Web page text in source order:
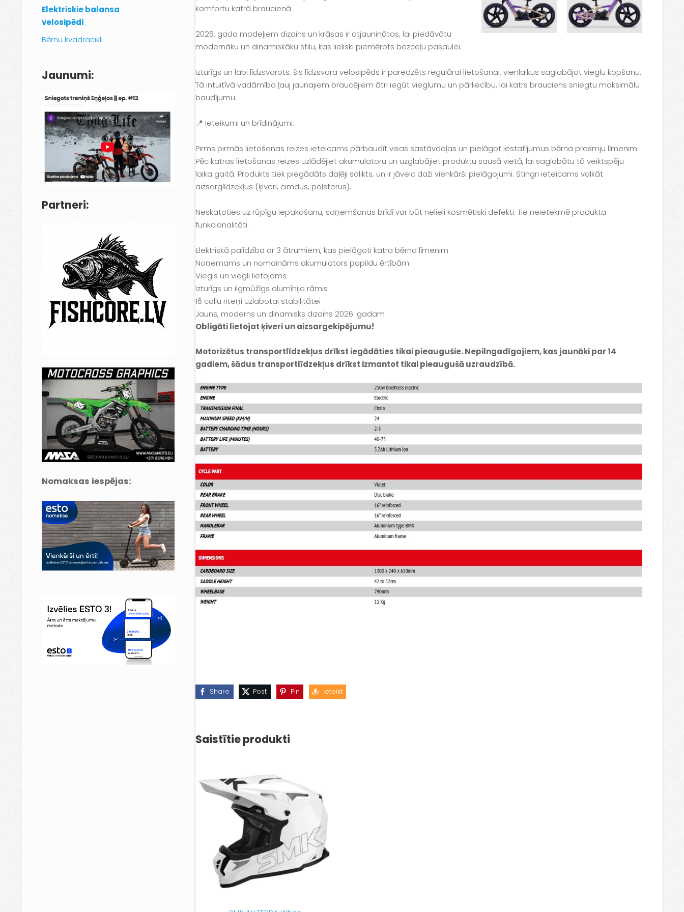
Elektriskie balansa
velosipēdi
Bērnu kvadracikli
Jaunumi:
Partneri:
Nomaksas iespējas:
komfortu katrā braucienā.
2026. gada modeļiem dizains un krāsas ir atjauninātas, lai piedāvātu
modernāku un dinamiskāku stilu, kas lieliski piemērots bezceļu pasaulei.
Izturīgs un labi līdzsvarots, šis līdzsvara velosipēds ir paredzēts regulārai lietošanai, vienlaikus saglabājot vieglu kopšanu.
Tā intuitīvā vadāmība ļauj jaunajiem braucējiem ātri iegūt vieglumu un pārliecību, lai katrs brauciens sniegtu maksimālu
baudījumu.
📍 Ieteikumi un brīdinājumi:
Pirms pirmās lietošanas reizes ieteicams pārbaudīt visas sastāvdaļas un pielāgot iestatījumus bērna prasmju līmenim.
Pēc katras lietošanas reizes uzlādējiet akumulatoru un uzglabājiet produktu sausā vietā, lai saglabātu tā veiktspēju
laika gaitā. Produkts tiek piegādāts daļēji salikts, un ir jāveic daži vienkārši pielāgojumi. Stingri ieteicams valkāt
aizsarglīdzekļus (ķiveri, cimdus, polsterus).
Neskatoties uz rūpīgu iepakošanu, saņemšanas brīdī var būt nelieli kosmētiski defekti. Tie neietekmē produkta
funkcionalitāti.
Elektriskā palīdzība ar 3 ātrumiem, kas pielāgoti katra bērna līmenim
Noņemams un nomaināms akumulators papildu ērtībām
Viegls un viegli lietojams
Izturīgs un ilgmūžīgs alumīnija rāmis
16 collu riteņi uzlabotai stabilitātei
Jauns, moderns un dinamisks dizains 2026. gadam
Obligāti lietojat ķiveri un aizsargekipējumu!
Motorizētus transportlīdzekļus drīkst iegādāties tikai pieaugušie. Nepilngadīgajiem, kas jaunāki par 14
gadiem, šādus transportlīdzekļus drīkst izmantot tikai pieaugušā uzraudzībā.
Share Post Pin Ieteikt
Saistītie produkti